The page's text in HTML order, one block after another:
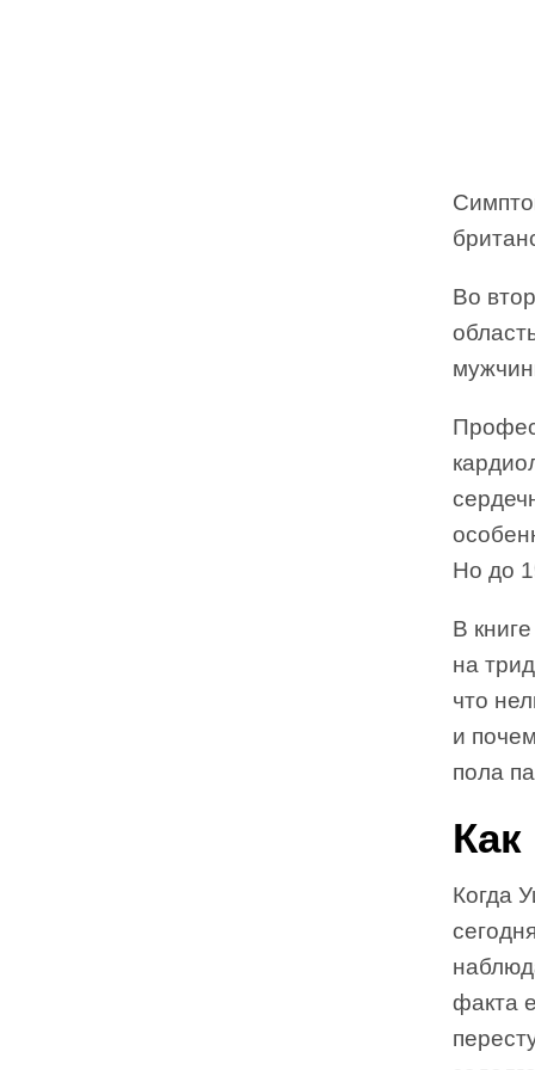
Во
Но до
В книге
на
что
и
пола
Когда
факта